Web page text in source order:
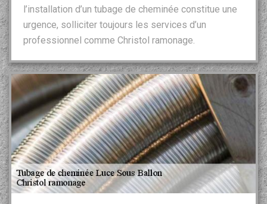
l’installation d’un tubage de cheminée constitue une
urgence, solliciter toujours les services d’un
professionnel comme Christol ramonage.